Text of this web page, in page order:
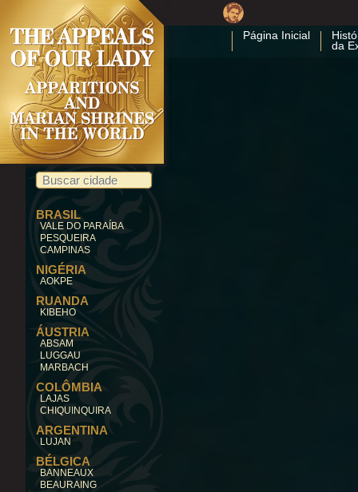
Página Inicial
da
BRASIL
VALE DO PARAÍBA
PESQUEIRA
CAMPINAS
NIGÉRIA
AOKPE
RUANDA
KIBEHO
ÁUSTRIA
ABSAM
LUGGAU
MARBACH
COLÔMBIA
LAJAS
CHIQUINQUIRA
ARGENTINA
LUJAN
BÉLGICA
BANNEAUX
BEAURAING